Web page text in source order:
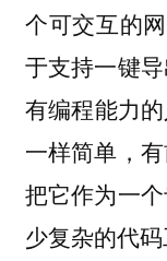
个可交互的
于支持一键
有编程能力
一样简单，
把它作为一
少复杂的代码